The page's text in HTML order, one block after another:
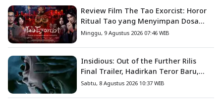
Review Film The Tao Exorcist: Horor
Ritual Tao yang Menyimpan Dosa
Masa Lalu
Minggu, 9 Agustus 2026 07:46 WIB
Insidious: Out of the Further Rilis
Final Trailer, Hadirkan Teror Baru,
Iblis Kini Masuk ke Dunia Manusia
Sabtu, 8 Agustus 2026 10:37 WIB